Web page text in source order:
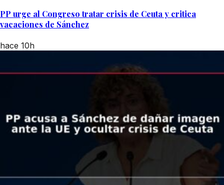
PP urge al Congreso tratar crisis de Ceuta y critica
vacaciones de Sánchez
hace 10h